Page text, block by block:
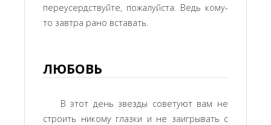
переусердствуйте, пожалуйста. Ведь кому-
то завтра рано вставать.
ЛЮБОВЬ
В этот день звезды советуют вам не
строить никому глазки и не заигрывать с